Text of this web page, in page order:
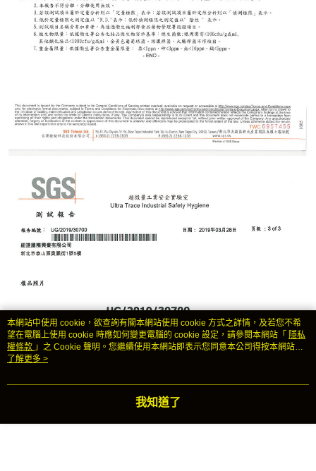
本網站中使用 cookie，欲查詢有關本網站使用 cookie 方式之詳情，及若您不希
望在電腦上使用 cookie 時應如何變更電腦的 cookie 設定，請參閱本網站「 隱私
權條款 」之 Cookie 聲明。您繼續使用本網站即表示您同意本公司得按本網站使
用條款之 Cookie 聲明使用 cookie。
了解更多 >
我知道了